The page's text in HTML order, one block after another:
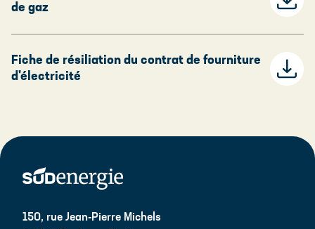
de gaz
Fiche de résiliation du contrat de fourniture
d'électricité
150, rue Jean-Pierre Michels